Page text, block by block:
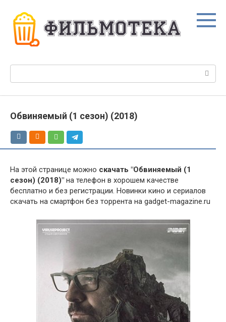
контенту
Обвиняемый (1 сезон) (2018)
На этой странице можно скачать "Обвиняемый (1
сезон) (2018)" на телефон в хорошем качестве
бесплатно и без регистрации. Новинки кино и сериалов
скачать на смартфон без торрента на gadget-magazine.ru